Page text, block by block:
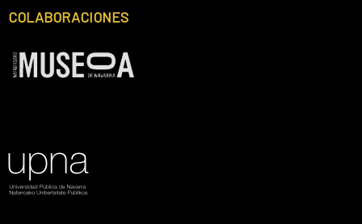
COLABORACIONES